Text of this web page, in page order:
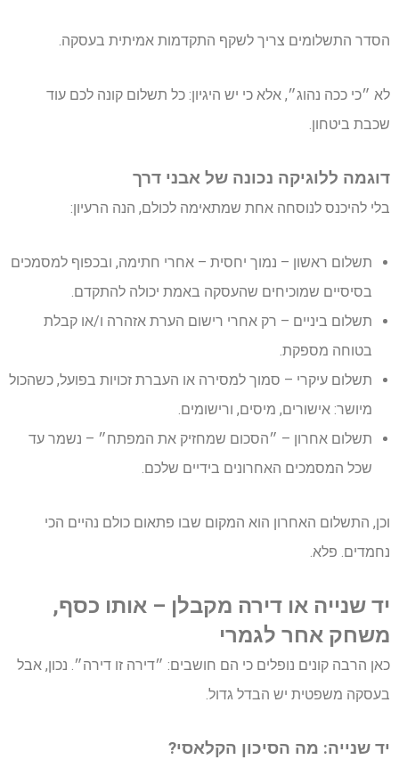
הסדר התשלומים צריך לשקף התקדמות אמיתית בעסקה.
לא ״כי ככה נהוג״, אלא כי יש היגיון: כל תשלום קונה לכם עוד
שכבת ביטחון.
דוגמה ללוגיקה נכונה של אבני דרך
בלי להיכנס לנוסחה אחת שמתאימה לכולם, הנה הרעיון:
תשלום ראשון – נמוך יחסית – אחרי חתימה, ובכפוף למסמכים
בסיסיים שמוכיחים שהעסקה באמת יכולה להתקדם.
תשלום ביניים – רק אחרי רישום הערת אזהרה ו/או קבלת
בטוחה מספקת.
תשלום עיקרי – סמוך למסירה או העברת זכויות בפועל, כשהכול
מיושר: אישורים, מיסים, ורישומים.
תשלום אחרון – ״הסכום שמחזיק את המפתח״ – נשמר עד
שכל המסמכים האחרונים בידיים שלכם.
וכן, התשלום האחרון הוא המקום שבו פתאום כולם נהיים הכי
נחמדים. פלא.
יד שנייה או דירה מקבלן – אותו כסף,
משחק אחר לגמרי
כאן הרבה קונים נופלים כי הם חושבים: ״דירה זו דירה״. נכון, אבל
בעסקה משפטית יש הבדל גדול.
יד שנייה: מה הסיכון הקלאסי?